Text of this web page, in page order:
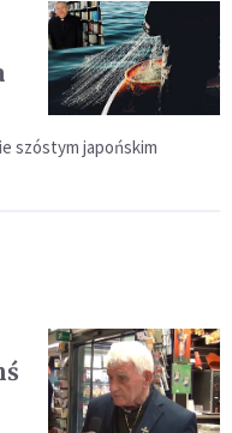
szóstym japońskim